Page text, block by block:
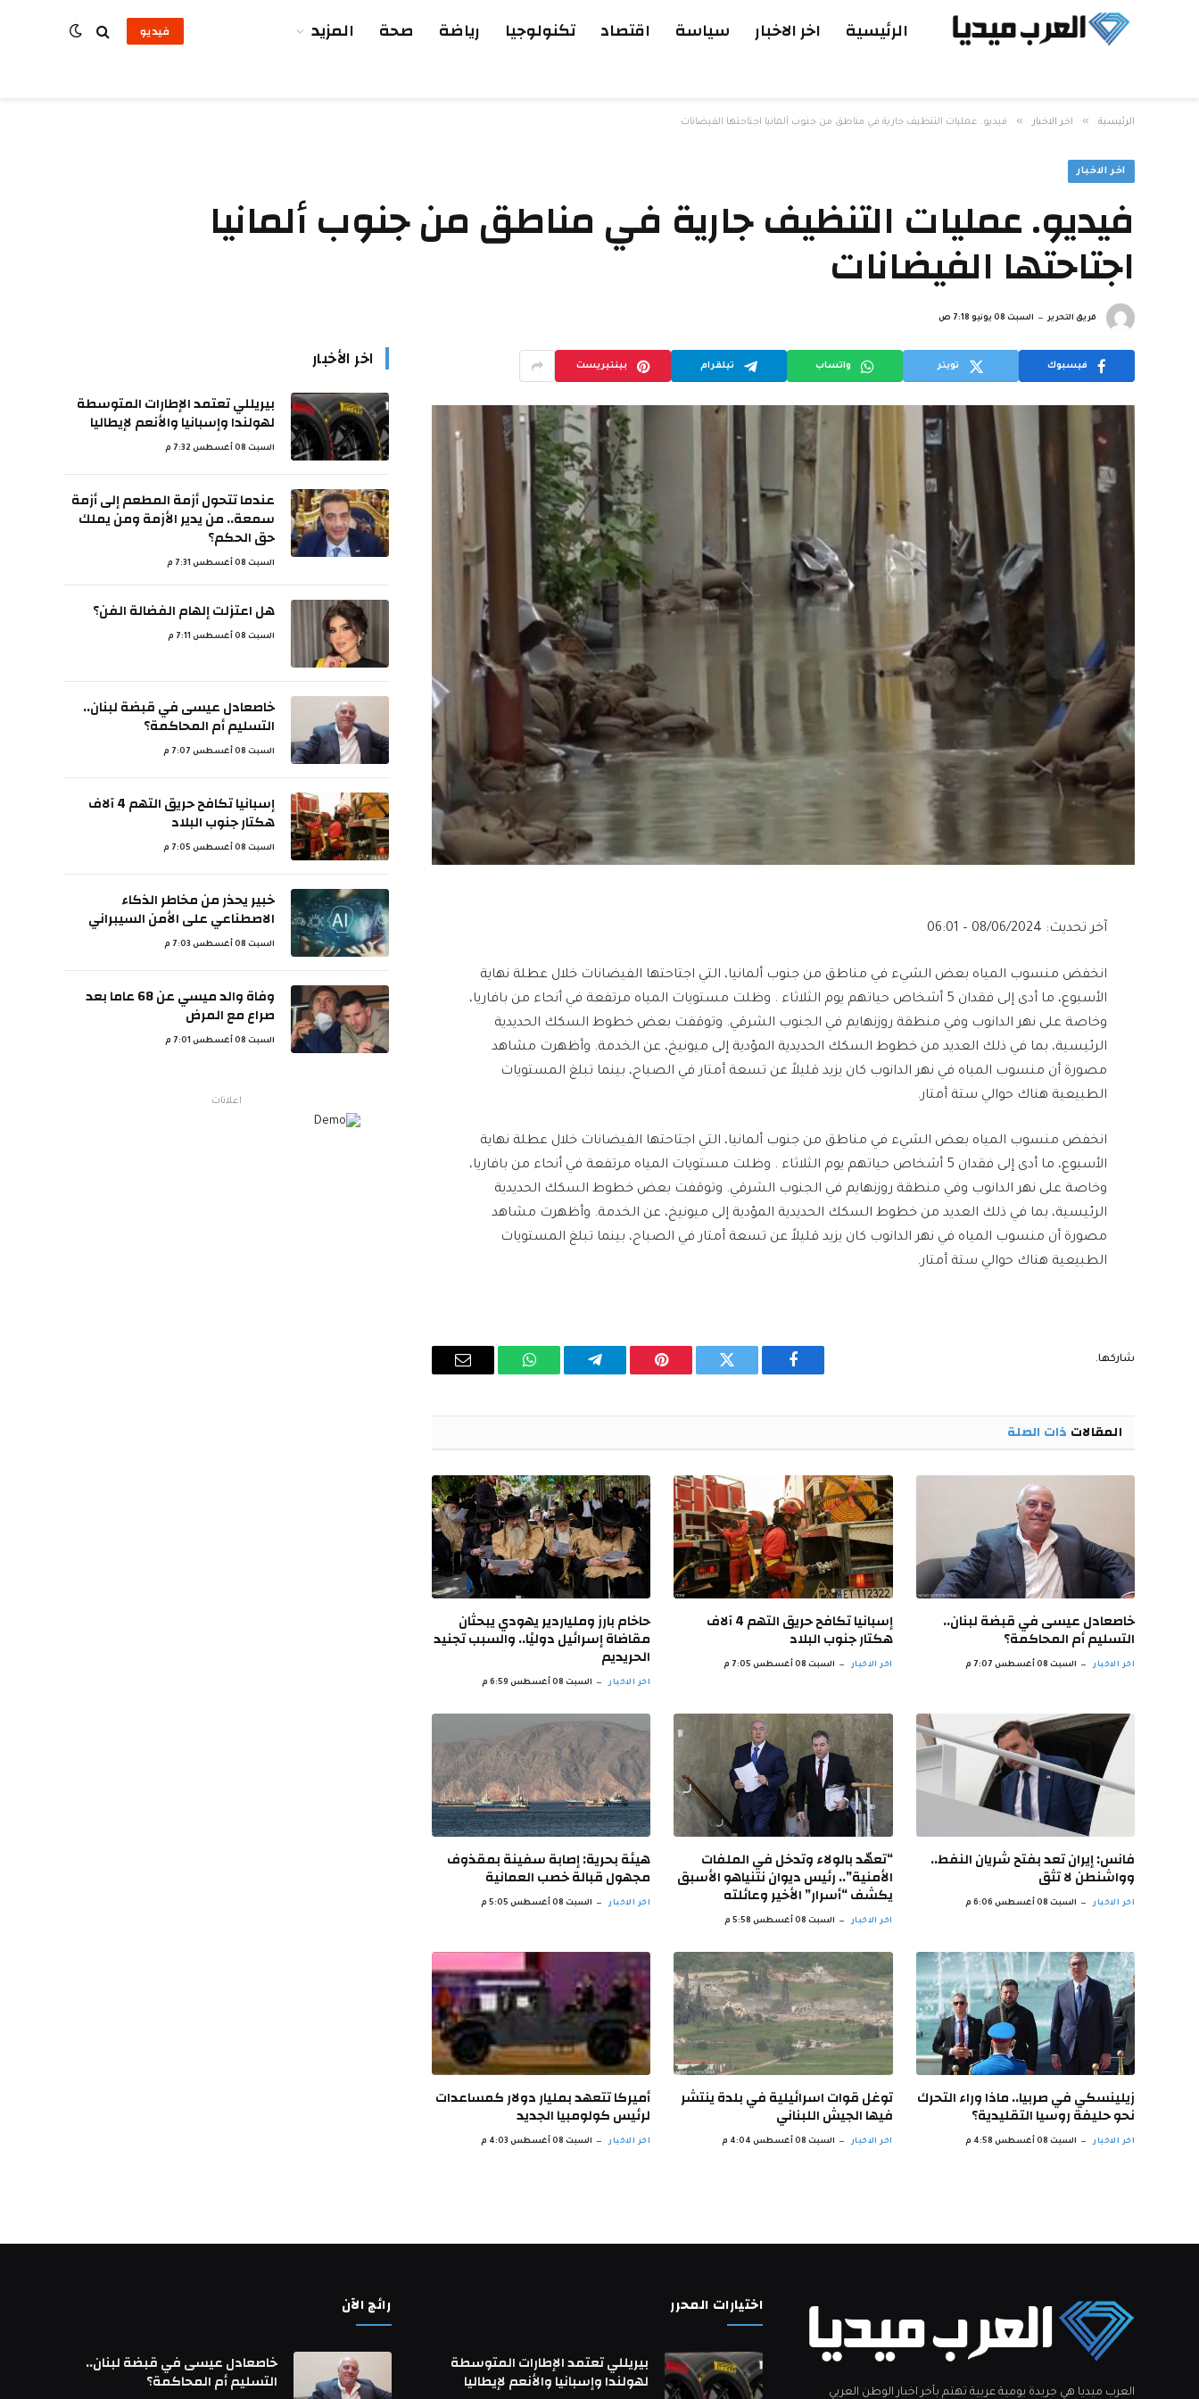
الرئيسية اخر الاخبار سياسة اقتصاد تكنولوجيا رياضة صحة المزيد فيديو
الرئيسية » اخر الاخبار » فيديو. عمليات التنظيف جارية في مناطق من جنوب ألمانيا اجتاحتها الفيضانات
اخر الاخبار
فيديو. عمليات التنظيف جارية في مناطق من جنوب ألمانيا
اجتاحتها الفيضانات
فريق التحرير السبت 08 يونيو 7:18 ص
فيسبوك تويتر واتساب تيلقرام بينتيريست
آخر تحديث: 08/06/2024 – 06:01
انخفض منسوب المياه بعض الشيء في مناطق من جنوب ألمانيا، التي اجتاحتها الفيضانات خلال عطلة نهاية
الأسبوع، ما أدى إلى فقدان 5 أشخاص حياتهم يوم الثلاثاء . وظلت مستويات المياه مرتفعة في أنحاء من بافاريا،
وخاصة على نهر الدانوب وفي منطقة روزنهايم في الجنوب الشرقي. وتوقفت بعض خطوط السكك الحديدية
الرئيسية، بما في ذلك العديد من خطوط السكك الحديدية المؤدية إلى ميونيخ، عن الخدمة. وأظهرت مشاهد
مصورة أن منسوب المياه في نهر الدانوب كان يزيد قليلاً عن تسعة أمتار في الصباح، بينما تبلغ المستويات
الطبيعية هناك حوالي ستة أمتار.
انخفض منسوب المياه بعض الشيء في مناطق من جنوب ألمانيا، التي اجتاحتها الفيضانات خلال عطلة نهاية
الأسبوع، ما أدى إلى فقدان 5 أشخاص حياتهم يوم الثلاثاء . وظلت مستويات المياه مرتفعة في أنحاء من بافاريا،
وخاصة على نهر الدانوب وفي منطقة روزنهايم في الجنوب الشرقي. وتوقفت بعض خطوط السكك الحديدية
الرئيسية، بما في ذلك العديد من خطوط السكك الحديدية المؤدية إلى ميونيخ، عن الخدمة. وأظهرت مشاهد
مصورة أن منسوب المياه في نهر الدانوب كان يزيد قليلاً عن تسعة أمتار في الصباح، بينما تبلغ المستويات
الطبيعية هناك حوالي ستة أمتار.
شاركها.
فيسبوك تويتر بينتيريستتيلقرام واتساب
البريد
المقالات ذات الصلة
خاصعادل عيسى في قبضة لبنان..
التسليم أم المحاكمة؟
اخر الاخبار السبت 08 أغسطس 7:07 م
إسبانيا تكافح حريق التهم 4 آلاف
هكتار جنوب البلاد
اخر الاخبار السبت 08 أغسطس 7:05 م
حاخام بارز وملياردير يهودي يبحثان
مقاضاة إسرائيل دوليًا.. والسبب تجنيد
الحريديم
اخر الاخبار السبت 08 أغسطس 6:59 م
فانس: إيران تعد بفتح شريان النفط..
وواشنطن لا تثق
اخر الاخبار السبت 08 أغسطس 6:06 م
“تعهّد بالولاء وتدخل في الملفات
الأمنية”.. رئيس ديوان نتنياهو الأسبق
يكشف “أسرار” الأخير وعائلته
اخر الاخبار السبت 08 أغسطس 5:58 م
هيئة بحرية: إصابة سفينة بمقذوف
مجهول قبالة خصب العمانية
اخر الاخبار السبت 08 أغسطس 5:05 م
زيلينسكي في صربيا.. ماذا وراء التحرك
نحو حليفة روسيا التقليدية؟
اخر الاخبار السبت 08 أغسطس 4:58 م
توغل قوات اسرائيلية في بلدة ينتشر
فيها الجيش اللبناني
اخر الاخبار السبت 08 أغسطس 4:04 م
أميركا تتعهد بمليار دولار كمساعدات
لرئيس كولومبيا الجديد
اخر الاخبار السبت 08 أغسطس 4:03 م
اخر الأخبار
بيريللي تعتمد الإطارات المتوسطة
لهولندا وإسبانيا والأنعم لإيطاليا
السبت 08 أغسطس 7:32 م
عندما تتحول أزمة المطعم إلى أزمة
سمعة.. من يدير الأزمة ومن يملك
حق الحكم؟
السبت 08 أغسطس 7:31 م
هل اعتزلت إلهام الفضالة الفن؟
السبت 08 أغسطس 7:11 م
خاصعادل عيسى في قبضة لبنان..
التسليم أم المحاكمة؟
السبت 08 أغسطس 7:07 م
إسبانيا تكافح حريق التهم 4 آلاف
هكتار جنوب البلاد
السبت 08 أغسطس 7:05 م
خبير يحذر من مخاطر الذكاء
الاصطناعي على الأمن السيبراني
السبت 08 أغسطس 7:03 م
وفاة والد ميسي عن 68 عاما بعد
صراع مع المرض
السبت 08 أغسطس 7:01 م
اعلانات
العرب ميديا هي جريدة يومية عربية تهتم بآخر اخبار الوطن العربي
اختيارات المحرر
بيريللي تعتمد الإطارات المتوسطة
لهولندا وإسبانيا والأنعم لإيطاليا
رائج الآن
خاصعادل عيسى في قبضة لبنان..
التسليم أم المحاكمة؟